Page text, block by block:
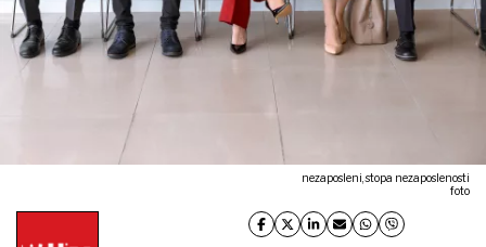
nezaposleni, stopa nezaposlenosti
foto